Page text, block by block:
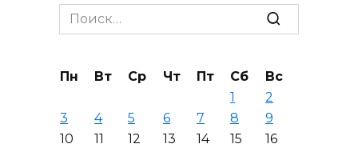
Search
for:
Пн Вт Ср Чт Пт Сб
Вс
1
2
3
4 5 6 7 8
9
10
11 12 13 14 15
16